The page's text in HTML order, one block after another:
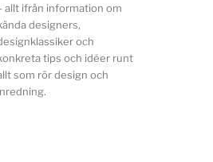
allt ifrån information om
designers,
och
tips och idéer runt
som rör design och